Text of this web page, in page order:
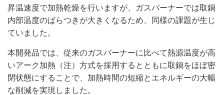
昇温速度で加熱乾燥を行いますが、ガスバーナーでは取鍋
内部温度のばらつきが大きくなるため、同様の課題が生じ
ていました。
本開発品では、従来のガスバーナーに比べて熱源温度が高
いアーク加熱（注）方式を採用するとともに取鍋をほぼ密
閉状態にすることで、加熱時間の短縮とエネルギーの大幅
な削減を実現しました。